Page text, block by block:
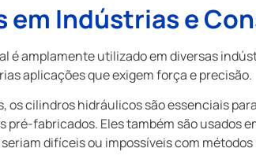
em Indústrias e
é amplamente utilizado em diversas
aplicações que exigem força e precisão.
os cilindros hidráulicos são essenciais
pré-fabricados. Eles também são usados
difíceis ou impossíveis com